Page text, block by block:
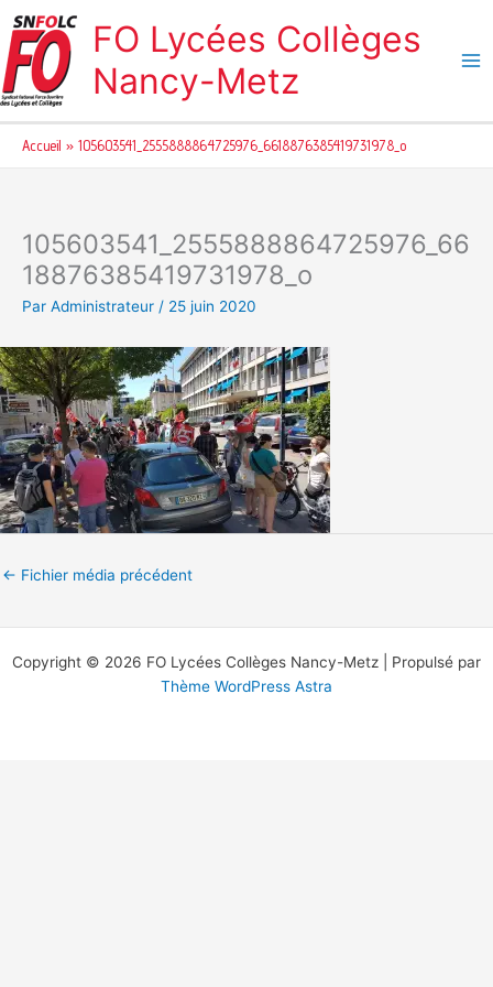
au
contenu
FO Lycées Collèges
Nancy-Metz
Accueil 105603541_2555888864725976_6618876385419731978_o
105603541_2555888864725976_66
18876385419731978_o
Par Administrateur / 25 juin 2020
← Fichier média précédent
Copyright © 2026 FO Lycées Collèges Nancy-Metz | Propulsé par
Thème WordPress Astra